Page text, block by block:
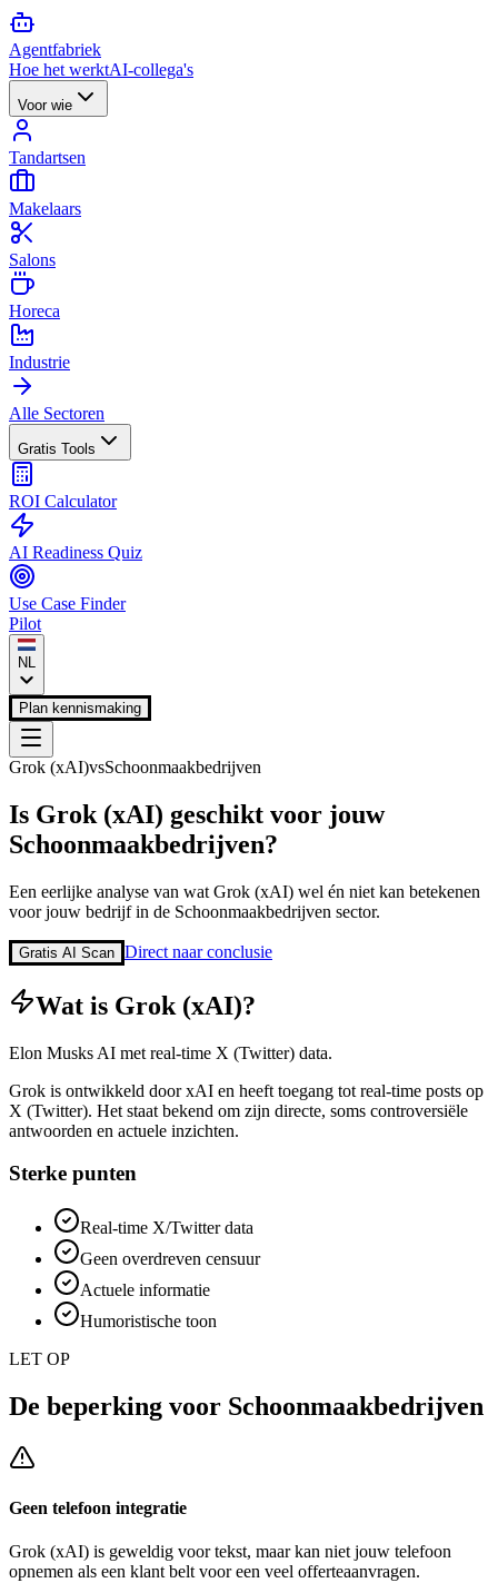
Agentfabriek
Hoe het werktAI-collega's
Voor wie
Tandartsen
Makelaars
Salons
Horeca
Industrie
Alle Sectoren
Gratis Tools
ROI Calculator
AI Readiness Quiz
Use Case Finder
Pilot
NL
Plan kennismaking
Grok (xAI)vsSchoonmaakbedrijven
Is Grok (xAI) geschikt voor jouw
Schoonmaakbedrijven?
Een eerlijke analyse van wat Grok (xAI) wel én niet kan betekenen
voor jouw bedrijf in de Schoonmaakbedrijven sector.
Gratis AI Scan Direct naar conclusie
Wat is Grok (xAI)?
Elon Musks AI met real-time X (Twitter) data.
Grok is ontwikkeld door xAI en heeft toegang tot real-time posts op
X (Twitter). Het staat bekend om zijn directe, soms controversiële
antwoorden en actuele inzichten.
Sterke punten
Real-time X/Twitter data
Geen overdreven censuur
Actuele informatie
Humoristische toon
LET OP
De beperking voor Schoonmaakbedrijven
Geen telefoon integratie
Grok (xAI) is geweldig voor tekst, maar kan niet jouw telefoon
opnemen als een klant belt voor een veel offerteaanvragen.